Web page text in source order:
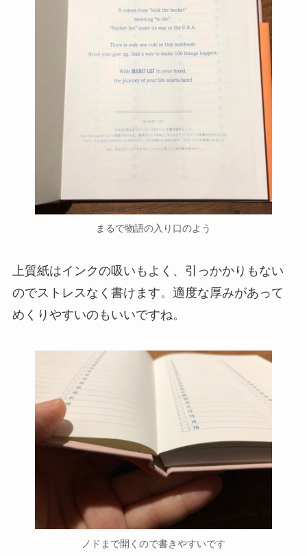
まるで物語の入り口のよう
上質紙はインクの吸いもよく、引っかかりもない
のでストレスなく書けます。適度な厚みがあって
めくりやすいのもいいですね。
ノドまで開くので書きやすいです